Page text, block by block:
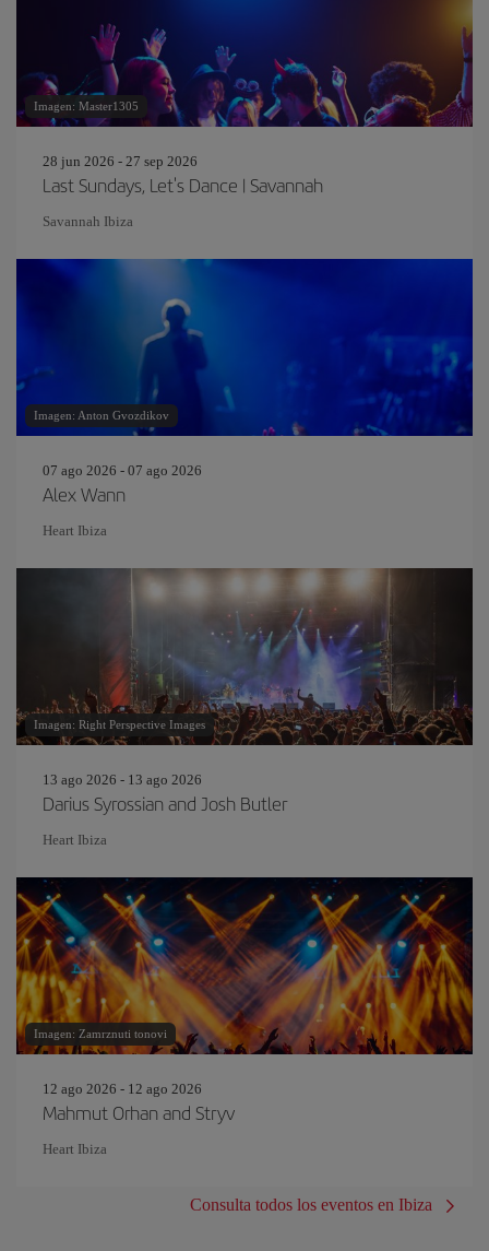
Imagen: Master1305
28 jun 2026 - 27 sep 2026
Last Sundays, Let's Dance | Savannah
Savannah Ibiza
Imagen: Anton Gvozdikov
07 ago 2026 - 07 ago 2026
Alex Wann
Heart Ibiza
Imagen: Right Perspective Images
13 ago 2026 - 13 ago 2026
Darius Syrossian and Josh Butler
Heart Ibiza
Imagen: Zamrznuti tonovi
12 ago 2026 - 12 ago 2026
Mahmut Orhan and Stryv
Heart Ibiza
Consulta todos los eventos en Ibiza